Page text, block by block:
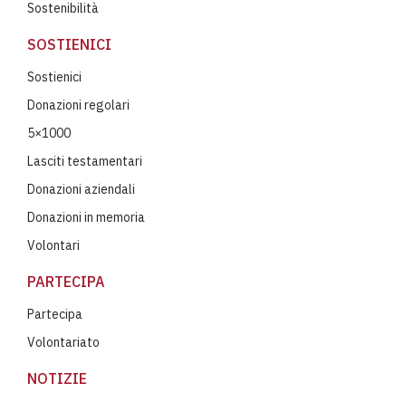
Sostenibilità
SOSTIENICI
Sostienici
Donazioni regolari
5×1000
Lasciti testamentari
Donazioni aziendali
Donazioni in memoria
Volontari
PARTECIPA
Partecipa
Volontariato
NOTIZIE